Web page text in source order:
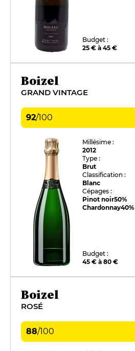
Budget :
25 € à 45 €
Boizel
GRAND VINTAGE
92/100
Millésime :
2012
Type :
Brut
Classification :
Blanc
Cépages :
Pinot noir50%
Chardonnay40%
Budget :
45 € à 80 €
Boizel
ROSÉ
88/100